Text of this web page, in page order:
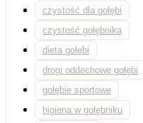
czystość dla gołębi
czystość gołębnika
dieta gołębi
drogi oddechowe gołębi
gołębie sportowe
higiena w gołębniku